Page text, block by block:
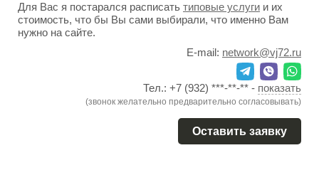
Для Вас я постарался расписать типовые услуги и их
стоимость, что бы Вы сами выбирали, что именно Вам
нужно на сайте.
E-mail: network@vj72.ru
Тел.: +7 (932) ***-**-** - показать
(звонок желательно предварительно согласовывать)
Оставить заявку